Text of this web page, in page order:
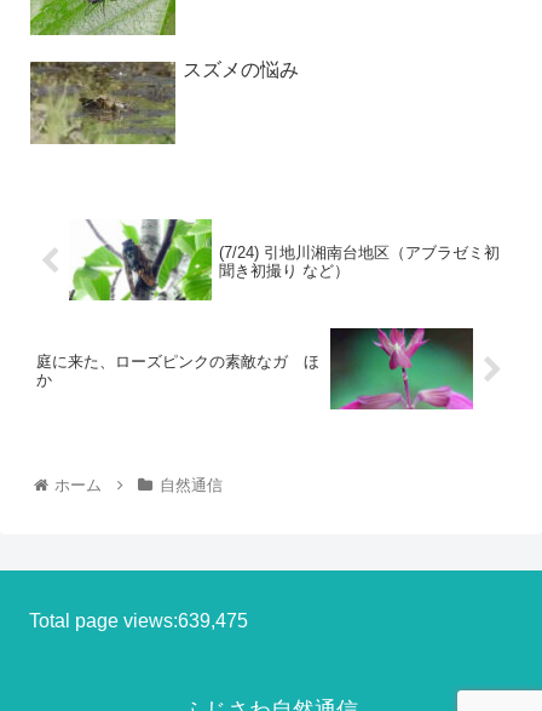
スズメの悩み
(7/24) 引地川湘南台地区（アブラゼミ初
聞き初撮り など）
庭に来た、ローズピンクの素敵なガ ほ
か
ホーム 自然通信
Total page views:639,475